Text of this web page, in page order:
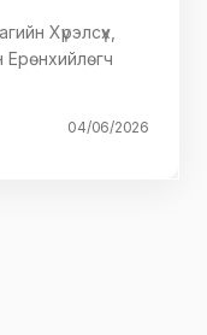
Хүрэлсүх,
Ерөнхийлөгч
04/06/2026